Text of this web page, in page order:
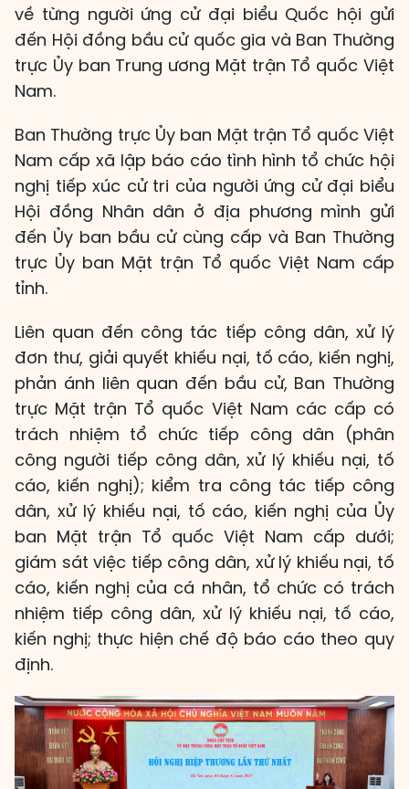
về từng người ứng cử đại biểu Quốc hội gửi
đến Hội đồng bầu cử quốc gia và Ban Thường
trực Ủy ban Trung ương Mặt trận Tổ quốc Việt
Nam.
Ban Thường trực Ủy ban Mặt trận Tổ quốc Việt
Nam cấp xã lập báo cáo tình hình tổ chức hội
nghị tiếp xúc cử tri của người ứng cử đại biểu
Hội đồng Nhân dân ở địa phương mình gửi
đến Ủy ban bầu cử cùng cấp và Ban Thường
trực Ủy ban Mặt trận Tổ quốc Việt Nam cấp
tỉnh.
Liên quan đến công tác tiếp công dân, xử lý
đơn thư, giải quyết khiếu nại, tố cáo, kiến nghị,
phản ánh liên quan đến bầu cử, Ban Thường
trực Mặt trận Tổ quốc Việt Nam các cấp có
trách nhiệm tổ chức tiếp công dân (phân
công người tiếp công dân, xử lý khiếu nại, tố
cáo, kiến nghị); kiểm tra công tác tiếp công
dân, xử lý khiếu nại, tố cáo, kiến nghị của Ủy
ban Mặt trận Tổ quốc Việt Nam cấp dưới;
giám sát việc tiếp công dân, xử lý khiếu nại, tố
cáo, kiến nghị của cá nhân, tổ chức có trách
nhiệm tiếp công dân, xử lý khiếu nại, tố cáo,
kiến nghị; thực hiện chế độ báo cáo theo quy
định.